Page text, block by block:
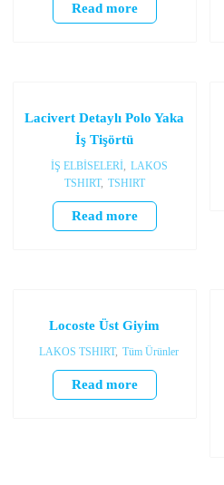
Read more
Lacivert Detaylı Polo Yaka
İş Tişörtü
İŞ ELBİSELERİ, LAKOS
TSHIRT, TSHIRT
Read more
Locoste Üst Giyim
LAKOS TSHIRT, Tüm Ürünler
Read more